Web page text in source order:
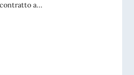
a...
per l'assunzione di n. 1 impiegato